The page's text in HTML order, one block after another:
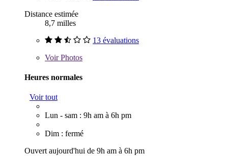
Distance estimée
8,7 milles
13 évaluations
VoirPhotos
Heures normales
Voir tout
Lun - sam : 9h am à 6h pm
Dim : fermé
Ouvert aujourd'hui de 9h am à 6h pm